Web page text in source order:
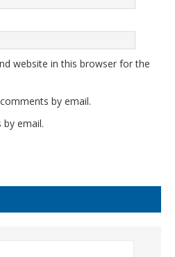
website in this browser for the
by email.
email.